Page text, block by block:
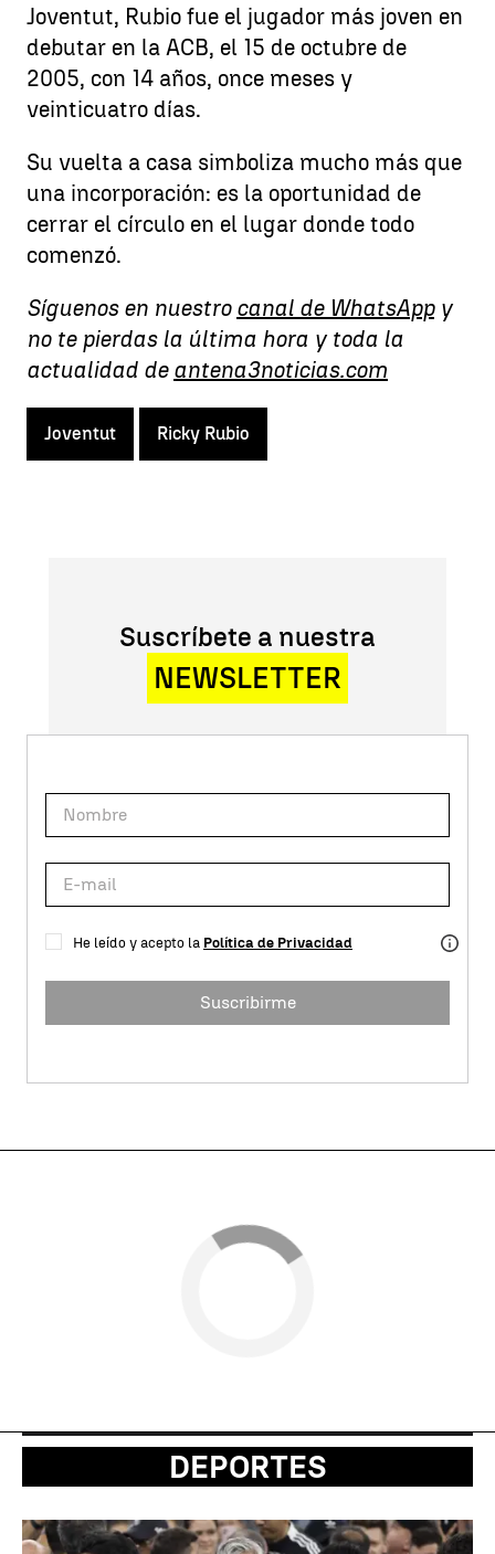
Joventut, Rubio fue el jugador más joven en
debutar en la ACB, el 15 de octubre de
2005, con 14 años, once meses y
veinticuatro días.
Su vuelta a casa simboliza mucho más que
una incorporación: es la oportunidad de
cerrar el círculo en el lugar donde todo
comenzó.
Síguenos en nuestro canal de WhatsAppy
no te pierdas la última hora y toda la
actualidad de antena3noticias.com
Joventut Ricky Rubio
Suscríbete a nuestra
NEWSLETTER
He leído y acepto la Política de Privacidad
Suscribirme
DEPORTES